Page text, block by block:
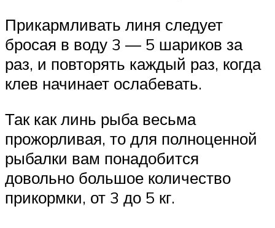
Прикармливать линя следует
бросая в воду 3 — 5 шариков за
раз, и повторять каждый раз, когда
клев начинает ослабевать.
Так как линь рыба весьма
прожорливая, то для полноценной
рыбалки вам понадобится
довольно большое количество
прикормки, от 3 до 5 кг.